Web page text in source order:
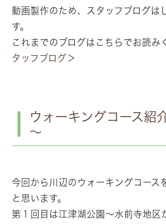
動画製作のため、スタッフブログは
す。
これまでのブログはこちらでお読
タッフブログ＞
ウォーキングコース紹
～
今回から川辺のウォーキングコース
と思います。
第１回目は江津湖公園～水前寺地区